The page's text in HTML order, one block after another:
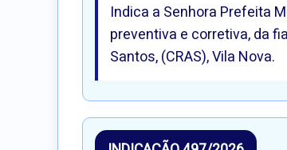
Indica a Senhora Prefeita
preventiva e corretiva, da
Santos, (CRAS), Vila Nova.